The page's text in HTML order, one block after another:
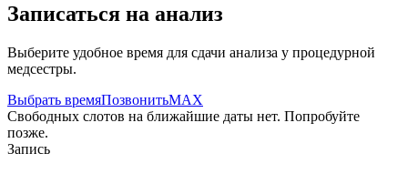
Записаться на анализ
Выберите удобное время для сдачи анализа у процедурной
медсестры.
Выбрать времяПозвонитьMAX
Свободных слотов на ближайшие даты нет. Попробуйте
позже.
Запись